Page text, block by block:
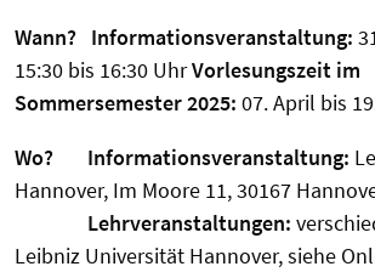
Wann? Informationsveranstaltung:
15:30 bis 16:30 UhrVorlesungszeit im
Sommersemester 2025: 07. April bis
Wo? Informationsveranstaltung:
Hannover, Im Moore 11, 30167
Lehrveranstaltungen:
Leibniz Universität Hannover, siehe